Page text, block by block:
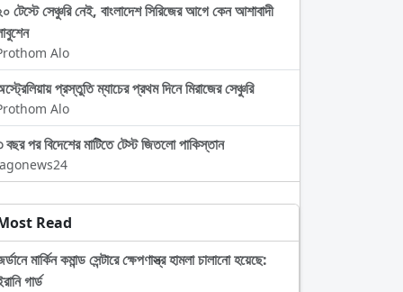
টেস্টে সেঞ্চুরি নেই, বাংলাদেশ সিরিজের আগে কেন আশাবাদী
Alo
প্রস্তুতি ম্যাচের প্রথম দিনে মিরাজের সেঞ্চুরি
Alo
বছর পর বিদেশের মাটিতে টেস্ট জিতলো পাকিস্তান
Read
মার্কিন কমান্ড সেন্টারে ক্ষেপণাস্ত্র হামলা চালানো হয়েছে:
গার্ড